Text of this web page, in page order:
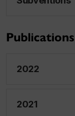
2022
2021